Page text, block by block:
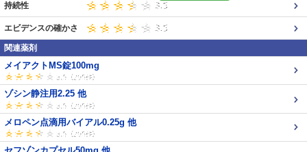
持続性
エビデンスの確かさ
関連薬剤
メイアクトMS錠100mg
ゾシン静注用2.25 他
メロペン点滴用バイアル0.25g 他